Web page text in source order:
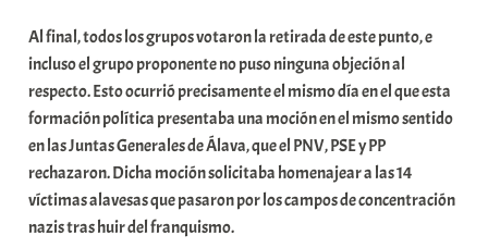
Al final, todos los grupos votaron la retirada de este punto, e
incluso el grupo proponente no puso ninguna objeción al
respecto. Esto ocurrió precisamente el mismo día en el que esta
formación política presentaba una moción en el mismo sentido
en las Juntas Generales de Álava, que el PNV, PSE y PP
rechazaron. Dicha moción solicitaba homenajear a las 14
víctimas alavesas que pasaron por los campos de concentración
nazis tras huir del franquismo.